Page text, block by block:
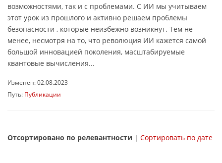
возможностями, так и с проблемами. С ИИ мы учитываем
этот урок из прошлого и активно решаем проблемы
безопасности , которые неизбежно возникнут. Тем не
менее, несмотря на то, что революция ИИ кажется самой
большой инновацией поколения, масштабируемые
квантовые вычисления...
Изменен: 02.08.2023
Путь: Публикации
Отсортировано по релевантности | Сортировать по дате